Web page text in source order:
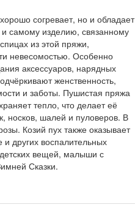
согревает, но и обладает
самому изделию, связанному
из этой пряжи,
невесомостью. Особенно
аксессуаров, нарядных
женственность,
и заботы. Пушистая пряжа
тепло, что делает её
носков, шалей и пуловеров. В
Козий пух также оказывает
и других воспалительных
вещей, малыши с
Сказки.